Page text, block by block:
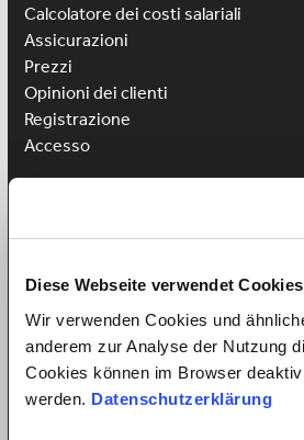
Diese Webseite verwendet Cookies
Wir verwenden Cookies und
anderem zur Analyse der Nutzung
Cookies können im Browser
werden. Datenschutzerklärung
Calcolatore dei costi salariali
Assicurazioni
Prezzi
Opinioni dei clienti
Registrazione
Accesso
Assumere aiuto per la cura
Vantaggi per i lavoratori
Registrazione lavoratori
Accesso lavoratori
Vinci un corso di lingua